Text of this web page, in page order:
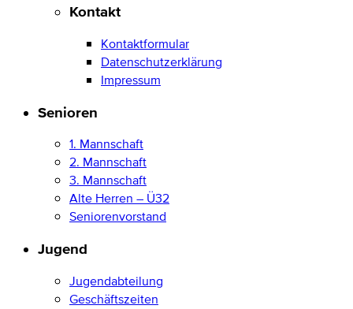
Kontakt
Kontaktformular
Datenschutzerklärung
Impressum
Senioren
1. Mannschaft
2. Mannschaft
3. Mannschaft
Alte Herren – Ü32
Seniorenvorstand
Jugend
Jugendabteilung
Geschäftszeiten